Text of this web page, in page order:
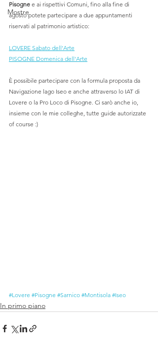
Mostre
Pisogne e ai rispettivi Comuni, fino alla fine di
agosto potete partecipare a due appuntamenti
riservati al patrimonio artistico:
LOVERE Sabato dell'Arte
PISOGNE Domenica dell'Arte
È possibile partecipare con la formula proposta da
Navigazione lago Iseo e anche attraverso lo IAT di
Lovere o la Pro Loco di Pisogne. Ci sarò anche io,
insieme con le mie colleghe, tutte guide autorizzate
of course :)
#Lovere #Pisogne #Sarnico #Montisola #Iseo
In primo piano